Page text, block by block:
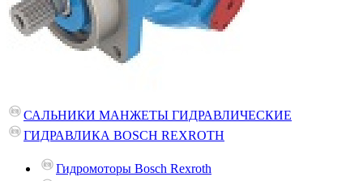
САЛЬНИКИ МАНЖЕТЫ ГИДРАВЛИЧЕСКИЕ
ГИДРАВЛИКА BOSCH REXROTH
Гидромоторы Bosch Rexroth